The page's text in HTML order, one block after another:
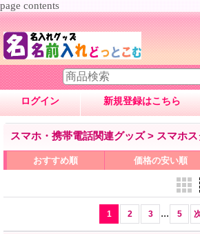
page contents
ログイン 新規登録はこちら
スマホ・携帯電話関連グッズ > スマホス
おすすめ順 価格の安い順
1 2 3 ... 5